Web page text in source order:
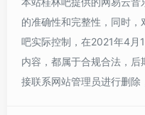
的准确性和完整性，同时
吧实际控制，在2021年4月
内容，都属于合规合法，
接联系网站管理员进行删除